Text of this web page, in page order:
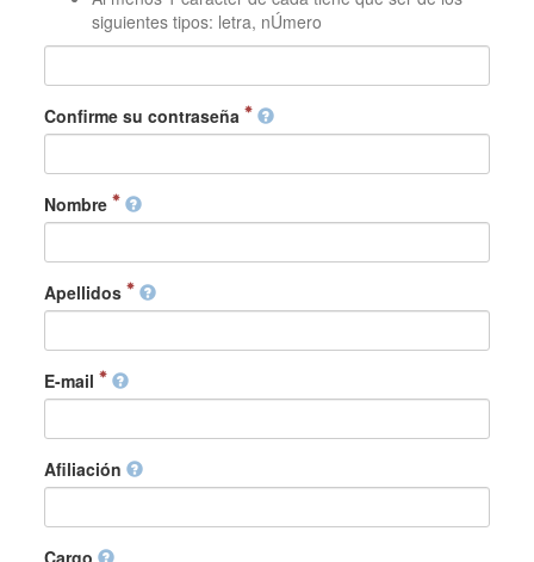
siguientes tipos: letra, nÚmero
Confirme su contraseña
Nombre
Apellidos
E-mail
Afiliación
Cargo